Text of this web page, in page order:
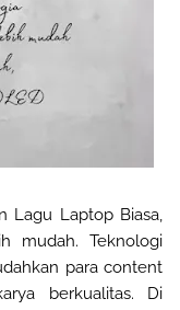
Lagu Laptop Biasa,
mudah. Teknologi
para content
berkualitas. Di